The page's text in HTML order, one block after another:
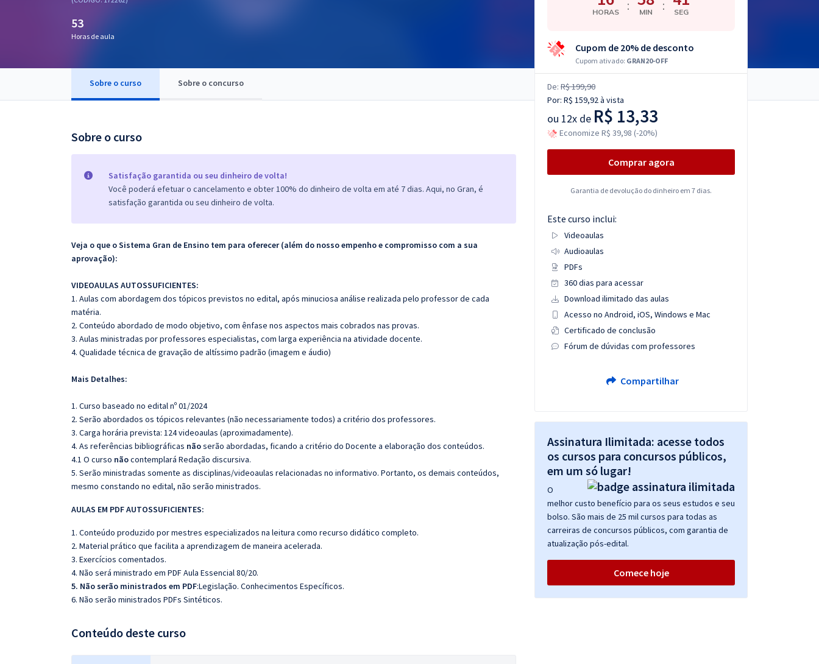
OAB
53
Horas de aula
Sobre o curso Sobre o concurso
Sobre o curso
Satisfação garantida ou seu dinheiro de volta!
Você poderá efetuar o cancelamento e obter 100% do dinheiro de volta em até 7 dias. Aqui, no Gran, é
satisfação garantida ou seu dinheiro de volta.
Veja o que o Sistema Gran de Ensino tem para oferecer (além do nosso empenho e compromisso com a sua
aprovação):
VIDEOAULAS AUTOSSUFICIENTES:
1. Aulas com abordagem dos tópicos previstos no edital, após minuciosa análise realizada pelo professor de cada
matéria.
2. Conteúdo abordado de modo objetivo, com ênfase nos aspectos mais cobrados nas provas.
3. Aulas ministradas por professores especialistas, com larga experiência na atividade docente.
4. Qualidade técnica de gravação de altíssimo padrão (imagem e áudio)
Mais Detalhes:
1. Curso baseado no edital nº 01/2024
2. Serão abordados os tópicos relevantes (não necessariamente todos) a critério dos professores.
3. Carga horária prevista: 124 videoaulas (aproximadamente).
4. As referências bibliográficas nãoserão abordadas, ficando a critério do Docente a elaboração dos conteúdos.
4.1 O curso nãocontemplará Redação discursiva.
5. Serão ministradas somente as disciplinas/videoaulas relacionadas no informativo. Portanto, os demais conteúdos,
mesmo constando no edital, não serão ministrados.
AULAS EM PDF AUTOSSUFICIENTES:
1. Conteúdo produzido por mestres especializados na leitura como recurso didático completo.
2. Material prático que facilita a aprendizagem de maneira acelerada.
3. Exercícios comentados.
4. Não será ministrado em PDF Aula Essencial 80/20.
5. Não serão ministrados em PDF:Legislação. Conhecimentos Específicos.
6. Não serão ministrados PDFs Sintéticos.
Conteúdo deste curso
HORAS : MIN : SEG
Cupom de 20% de desconto
Cupom ativado: GRAN20-OFF
De: R$ 199,90
Por: R$ 159,92à vista
ou 12x de R$ 13,33
Economize R$ 39,98 (-20%)
Comprar agora
Garantia de devolução do dinheiro em 7 dias.
Este curso inclui:
Videoaulas
Audioaulas
PDFs
360 dias para acessar
Download ilimitado das aulas
Acesso no Android, iOS, Windows e Mac
Certificado de conclusão
Fórum de dúvidas com professores
Compartilhar
Assinatura Ilimitada: acesse todos
os cursos para concursos públicos,
em um só lugar!
O
melhor custo benefício para os seus estudos e seu
bolso. São mais de 25 mil cursos para todas as
carreiras de concursos públicos, com garantia de
atualização pós-edital.
Comece hoje